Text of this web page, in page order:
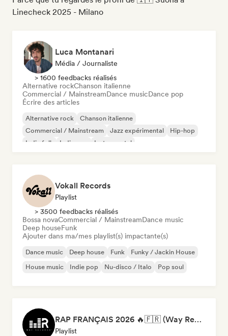
Linecheck 2025 - Milano
Luca Montanari
Média / Journaliste
> 1600 feedbacks réalisés
Alternative rockChanson italienne
Commercial / MainstreamDance musicDance pop
Écrire des articles
Alternative rock
Chanson italienne
Commercial / Mainstream
Jazz expérimental
Hip-hop
Indie folk
Indie pop Instrumental
Vokall Records
Playlist
> 3500 feedbacks réalisés
Bossa novaCommercial / MainstreamDance music
Deep houseFunk
Ajouter dans ma/mes playlist(s) impactante(s)
Dance music Deep house Funk
Funky / Jackin House
House music
Indie pop Nu-disco / Italo Pop soul
RAP FRANÇAIS 2026 🔥🇫🇷 (Way Records)
Playlist